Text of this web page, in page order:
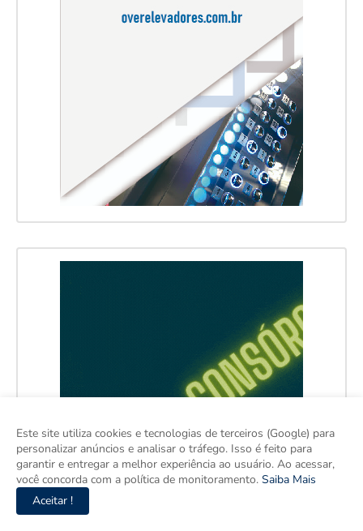
Este site utiliza cookies e tecnologias de terceiros (Google) para
personalizar anúncios e analisar o tráfego. Isso é feito para
garantir e entregar a melhor experiência ao usuário. Ao acessar,
você concorda com a política de monitoramento. Saiba Mais
Aceitar !